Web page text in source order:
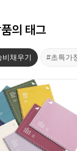
의 태그
채우기 #초특가